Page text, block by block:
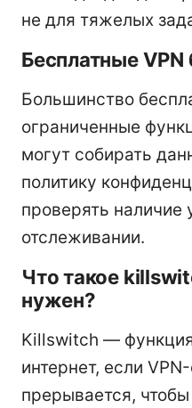
не для тяжелых
Бесплатные
Большинство
ограниченные
могут собирать
политику
проверять наличие
отслеживании.
Что такое
нужен?
Killswitch —
интернет, если
прерывается,